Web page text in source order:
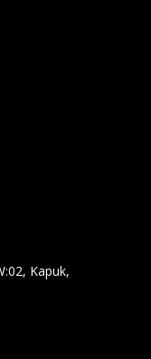
Kapuk,